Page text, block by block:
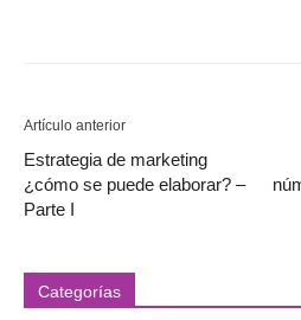
Artículo anterior
Estrategia de marketing
¿cómo se puede elaborar? –
Parte I
Categorías